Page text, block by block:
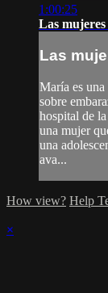
1:00:25
Las mujeres
Las
María es
sobre
hospital de
una mujer
una
ava...
How view? Help
×